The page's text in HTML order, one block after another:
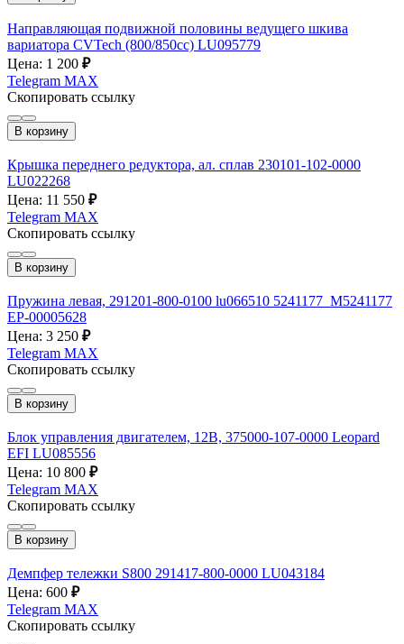
Направляющая подвижной половины ведущего шкива
вариатора CVTech (800/850cc) LU095779
Цена: 1 200 ₽
Telegram MAX
Скопировать ссылку
В корзину
Крышка переднего редуктора, ал. сплав 230101-102-0000
LU022268
Цена: 11 550 ₽
Telegram MAX
Скопировать ссылку
В корзину
Пружина левая, 291201-800-0100 lu066510 5241177_M5241177
EP-00005628
Цена: 3 250 ₽
Telegram MAX
Скопировать ссылку
В корзину
Блок управления двигателем, 12В, 375000-107-0000 Leopard
EFI LU085556
Цена: 10 800 ₽
Telegram MAX
Скопировать ссылку
В корзину
Демпфер тележки S800 291417-800-0000 LU043184
Цена: 600 ₽
Telegram MAX
Скопировать ссылку